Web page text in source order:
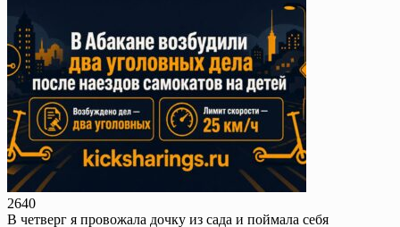
2640
В четверг я провожала дочку из сада и поймала себя